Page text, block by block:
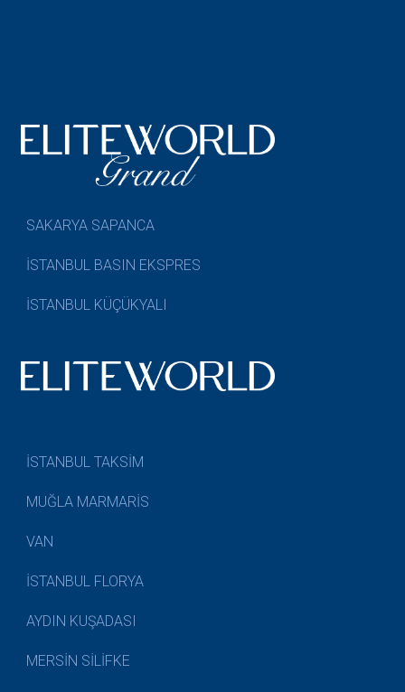
SAKARYA SAPANCA
İSTANBUL BASIN EKSPRES
İSTANBUL KÜÇÜKYALI
İSTANBUL TAKSİM
MUĞLA MARMARİS
VAN
İSTANBUL FLORYA
AYDIN KUŞADASI
MERSİN SİLİFKE